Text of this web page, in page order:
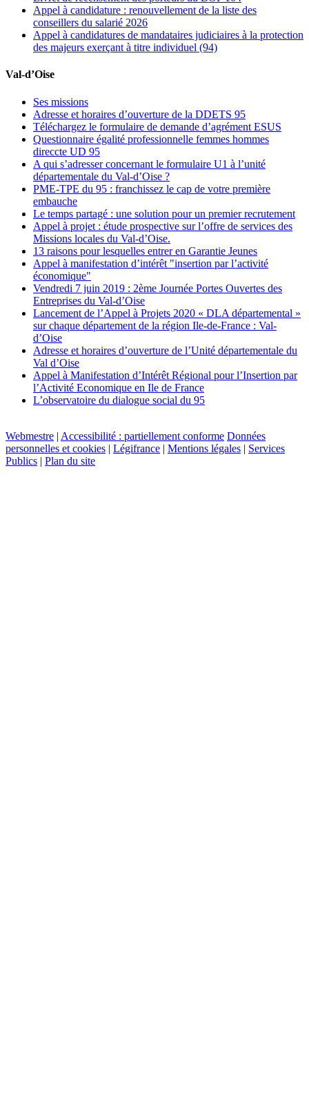
Appel à candidature : renouvellement de la liste des
conseillers du salarié 2026
Appel à candidatures de mandataires judiciaires à la protection
des majeurs exerçant à titre individuel (94)
Val-d’Oise
Ses missions
Adresse et horaires d’ouverture de la DDETS 95
Téléchargez le formulaire de demande d’agrément ESUS
Questionnaire égalité professionnelle femmes hommes
direccte UD 95
A qui s’adresser concernant le formulaire U1 à l’unité
départementale du Val-d’Oise ?
PME-TPE du 95 : franchissez le cap de votre première
embauche
Le temps partagé : une solution pour un premier recrutement
Appel à projet : étude prospective sur l’offre de services des
Missions locales du Val-d’Oise.
13 raisons pour lesquelles entrer en Garantie Jeunes
Appel à manifestation d’intérêt "insertion par l’activité
économique"
Vendredi 7 juin 2019 : 2ème Journée Portes Ouvertes des
Entreprises du Val-d’Oise
Lancement de l’Appel à Projets 2020 « DLA départemental »
sur chaque département de la région Ile-de-France : Val-
d’Oise
Adresse et horaires d’ouverture de l’Unité départementale du
Val d’Oise
Appel à Manifestation d’Intérêt Régional pour l’Insertion par
l’Activité Economique en Ile de France
L’observatoire du dialogue social du 95
Webmestre | Accessibilité : partiellement conforme Données
personnelles et cookies | Légifrance | Mentions légales | Services
Publics | Plan du site